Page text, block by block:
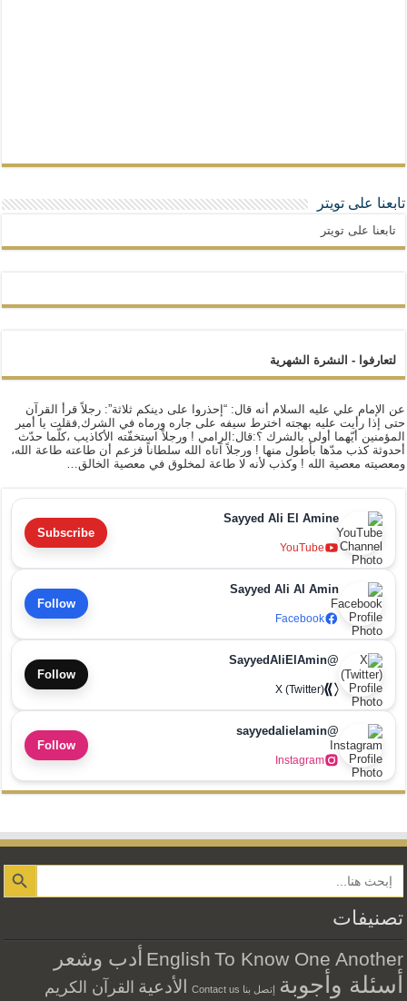
تابعنا على تويتر
تابعنا على تويتر
لتعارفوا - النشرة الشهرية
عن الإمام علي عليه السلام أنه قال: “إحذروا على دينكم ثلاثة”: رجلاً قرأ القرآن
حتى إذا رأيت عليه بهجته اخترط سيفه على جاره ورماه في الشرك,فقلت يا أمير
المؤمنين أيّهما أولى بالشرك ؟:قال:الرامي ! ورجلاً استخفّته الأكاذيب ،كلّما حدّث
أحدوثة كذب مدّها بأطول منها ! ورجلاً آتاه الله سلطاناً فزعم أن طاعته طاعة الله،
ومعصيته معصية الله ! وكذب لأنه لا طاعة لمخلوق في معصية الخالق…
Sayyed Ali El Amine
YouTube
Subscribe
Sayyed Ali Al Amin
Facebook
Follow
@SayyedAliElAmin
X (Twitter)
Follow
@sayyedalielamin
Instagram
Follow
Search Button
تصنيفات
English To Know One Another أدب وشعر
أسئلة وأجوبة إتصل بنا Contact us الأدعية القرآن الكريم